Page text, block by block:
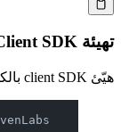
تهيئة Client SDK
هيّئ client SDK بالكود التالي: